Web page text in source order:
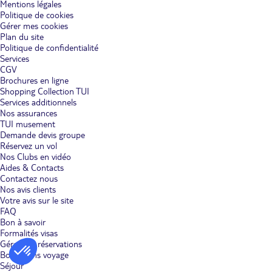
Mentions légales
Politique de cookies
Gérer mes cookies
Plan du site
Politique de confidentialité
Services
CGV
Brochures en ligne
Shopping Collection TUI
Services additionnels
Nos assurances
TUI musement
Demande devis groupe
Réservez un vol
Nos Clubs en vidéo
Aides & Contacts
Contactez nous
Nos avis clients
Votre avis sur le site
FAQ
Bon à savoir
Formalités visas
Gérer vos réservations
Bons plans voyage
Séjour